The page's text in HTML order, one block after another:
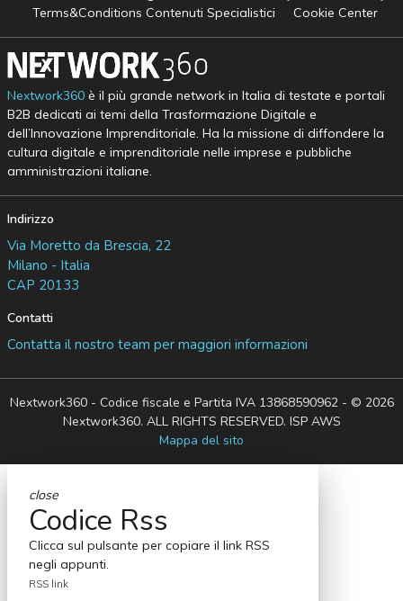
Terms&Conditions Contenuti Specialistici
Cookie Center
Nextwork360è il più grande network in Italia di testate e portali
B2B dedicati ai temi della Trasformazione Digitale e
dell’Innovazione Imprenditoriale. Ha la missione di diffondere la
cultura digitale e imprenditoriale nelle imprese e pubbliche
amministrazioni italiane.
Indirizzo
Via Moretto da Brescia, 22
Milano - Italia
CAP 20133
Contatti
Contatta il nostro team per maggiori informazioni
Nextwork360 - Codice fiscale e Partita IVA 13868590962 - © 2026
Nextwork360. ALL RIGHTS RESERVED. ISP AWS
Mappa del sito
close
Codice Rss
Clicca sul pulsante per copiare il link RSS
negli appunti.
RSS link